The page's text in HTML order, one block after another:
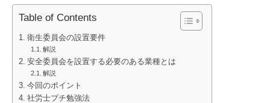
Table of Contents
衛生委員会の設置要件
解説
安全委員会を設置する必要のある業種とは
解説
今回のポイント
社労士プチ勉強法